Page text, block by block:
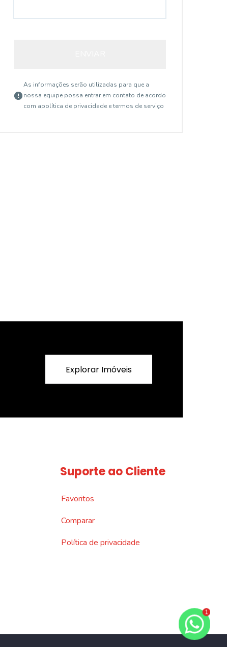
As informações serão utilizadas para que a
nossa equipe possa entrar em contato de acordo
com apolítica de privacidade e termos de serviço
Explorar Imóveis
Suporte ao Cliente
Favoritos
Comparar
Política de privacidade
1